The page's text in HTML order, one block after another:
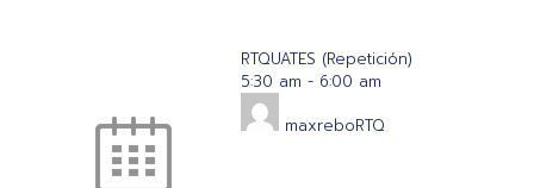
RTQUATES (Repetición)
5:30 am - 6:00 am
maxreboRTQ